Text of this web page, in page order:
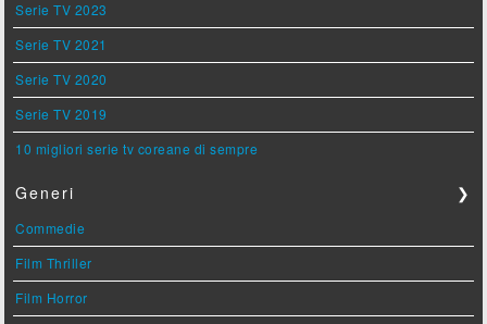
Serie TV 2023
Serie TV 2021
Serie TV 2020
Serie TV 2019
10 migliori serie tv coreane di sempre
Generi ❯
Commedie
Film Thriller
Film Horror